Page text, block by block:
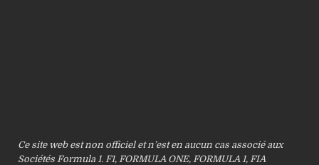
Ce site web est non officiel et n’est en aucun cas associé aux
Sociétés Formula 1. F1, FORMULA ONE, FORMULA 1, FIA